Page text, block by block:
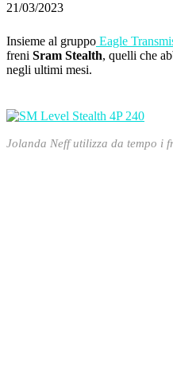
21/03/2023
Insieme al gruppo Eagle
freni Sram Stealth, quelli che
negli ultimi mesi.
Jolanda Neff utilizza da tempo i